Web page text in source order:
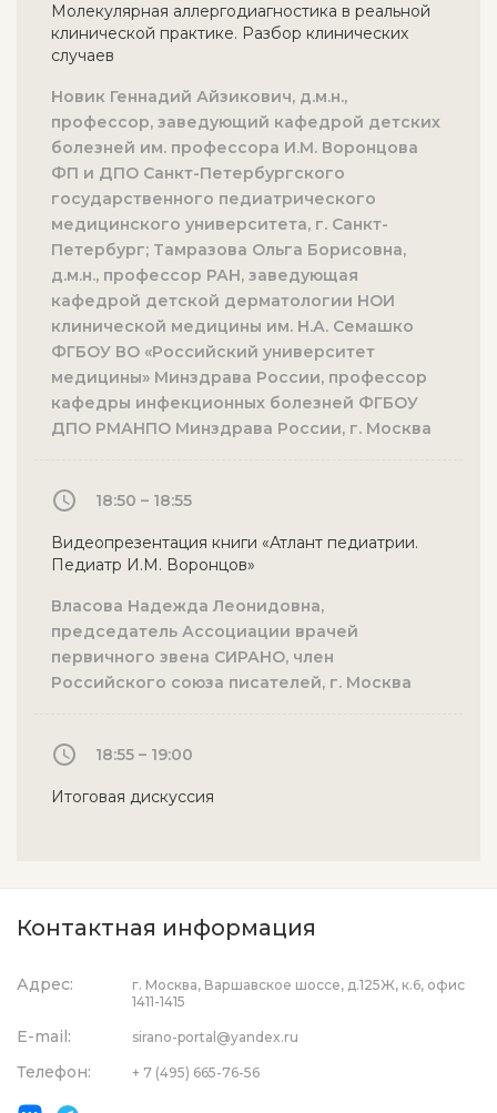
Молекулярная аллергодиагностика в реальной
клинической практике. Разбор клинических
случаев
Новик Геннадий Айзикович, д.м.н.,
профессор, заведующий кафедрой детских
болезней им. профессора И.М. Воронцова
ФП и ДПО Санкт-Петербургского
государственного педиатрического
медицинского университета, г. Санкт-
Петербург; Тамразова Ольга Борисовна,
д.м.н., профессор РАН, заведующая
кафедрой детской дерматологии НОИ
клинической медицины им. Н.А. Семашко
ФГБОУ ВО «Российский университет
медицины» Минздрава России, профессор
кафедры инфекционных болезней ФГБОУ
ДПО РМАНПО Минздрава России, г. Москва
18:50 – 18:55
Видеопрезентация книги «Атлант педиатрии.
Педиатр И.М. Воронцов»
Власова Надежда Леонидовна,
председатель Ассоциации врачей
первичного звена СИРАНО, член
Российского союза писателей, г. Москва
18:55 – 19:00
Итоговая дискуссия
Контактная информация
Адрес:
г. Москва, Варшавское шоссе, д.125Ж, к.6, офис
1411-1415
E-mail: sirano-portal@yandex.ru
Телефон: + 7 (495) 665-76-56